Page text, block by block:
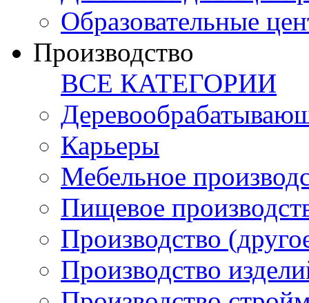
Образовательные
Производство
ВСЕ КАТЕГОРИИ
Карьеры
Мебельное
Пищевое
Производство
Производство